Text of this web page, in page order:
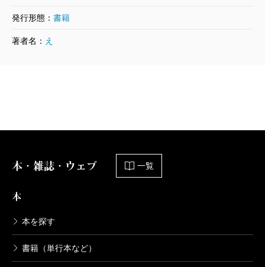
らの手紙の一節です。当然死刑だと思っていた私は姉
くれました。人によって地獄の苦しみを味わいました
が、逆に、多くの人によって私は支えられ、助けても
らいました。
署名活動も大変でしたが、精神的にとても辛かった
のは、事件が起きてから裁判が結審するまでの5年弱の
期間です。特に1審の裁判中は、耳を塞ぎたくなるよう
発行形態： 書籍
著者名： え
本・雑誌・ウェブ 一覧
本
本を探す
書籍（単行本など）